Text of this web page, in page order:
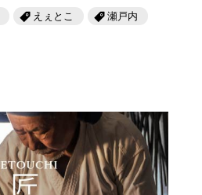
えぇとこ 瀬戸内